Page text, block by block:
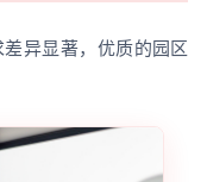
异显著，优质的园区